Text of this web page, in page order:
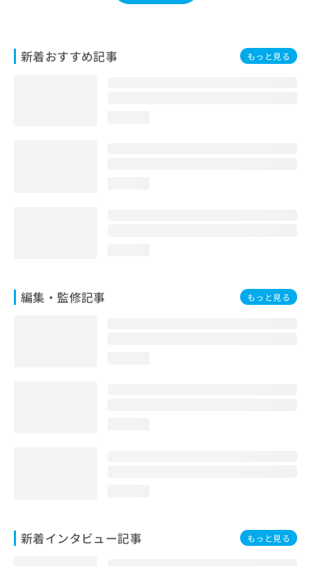
新着おすすめ記事 もっと見る
編集・監修記事 もっと見る
新着インタビュー記事 もっと見る
合
わ